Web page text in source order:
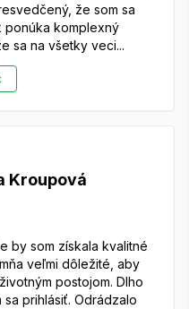
že som sa
ponúka komplexný
sa na všetky veci...
Kroupová
by som získala kvalitné
veľmi dôležité, aby
postojom. Dlho
sa prihlásiť. Odrádzalo